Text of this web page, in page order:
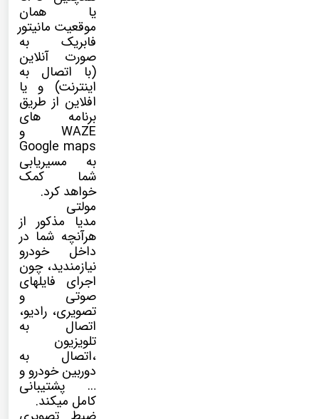
یا همان
موقعیت مانیتور
فابریک به
صورت آنلاین
(با اتصال به
اینترنت) و یا
افلاین از طریق
برنامه های
WAZE و
Google maps
به مسیریابی
شما کمک
خواهد کرد.
مولتی
مدیا مذکور از
هرآنچه شما در
داخل خودرو
نیازمندید، چون
اجرای فایلهای
صوتی و
تصویری، رادیو،
اتصال به
تلویزیون
،اتصال به
دوربین خودرو و
… پشتیبانی
کامل میکند.